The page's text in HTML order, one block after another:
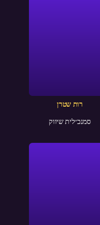
רות שטרן
סמנכ״לית שיווק